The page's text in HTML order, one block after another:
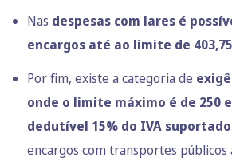
Nas despesas com lares é
encargos até ao limite de
Por fim, existe a categoria de
onde o limite máximo é de 250
dedutível 15% do IVA
encargos com transportes públicos